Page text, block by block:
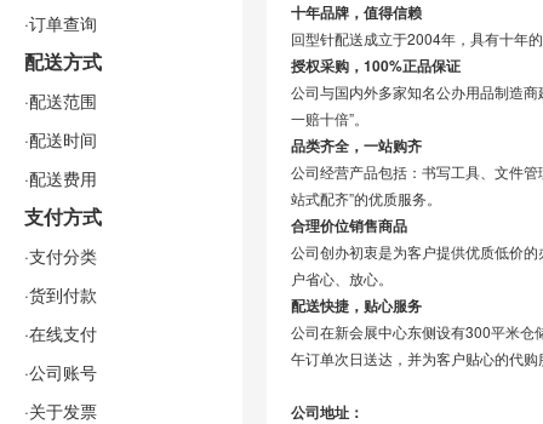
·订单查询
配送方式
·配送范围
·配送时间
·配送费用
支付方式
·支付分类
·货到付款
·在线支付
·公司账号
·关于发票
十年品牌，值得信赖
回型针配送成立于2004年，具有十年
授权采购，100%正品保证
公司与国内外多家知名公办用品制造商
一赔十倍”。
品类齐全，一站购齐
公司经营产品包括：书写工具、文件
站式配齐”的优质服务。
合理价位销售商品
公司创办初衷是为客户提供优质低价
户省心、放心。
配送快捷，贴心服务
公司在新会展中心东侧设有300平米仓
午订单次日送达，并为客户贴心的代购
公司地址：